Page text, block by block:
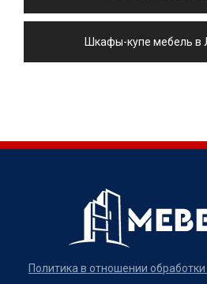
записям
Шкафы-купе мебель в
Политика в отношении